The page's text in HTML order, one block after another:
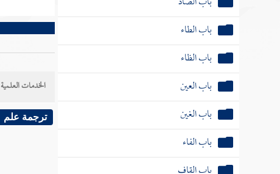
باب الطاء
باب الظاء
باب العين
باب الغين
باب الفاء
باب القاف
الخدمات العلمية
ترجمة علم